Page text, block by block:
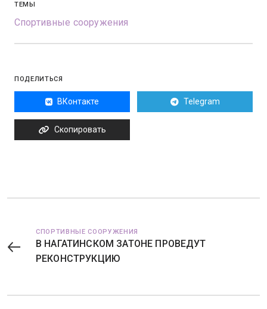
ТЕМЫ
Спортивные сооружения
ПОДЕЛИТЬСЯ
ВКонтакте Telegram
Скопировать
СПОРТИВНЫЕ СООРУЖЕНИЯ
В НАГАТИНСКОМ ЗАТОНЕ ПРОВЕДУТ
РЕКОНСТРУКЦИЮ